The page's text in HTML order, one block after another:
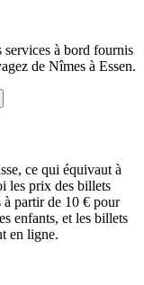
services à bord fournis
de Nîmes à Essen.
ce qui équivaut à
les prix des billets
partir de 10 € pour
enfants, et les billets
en ligne.